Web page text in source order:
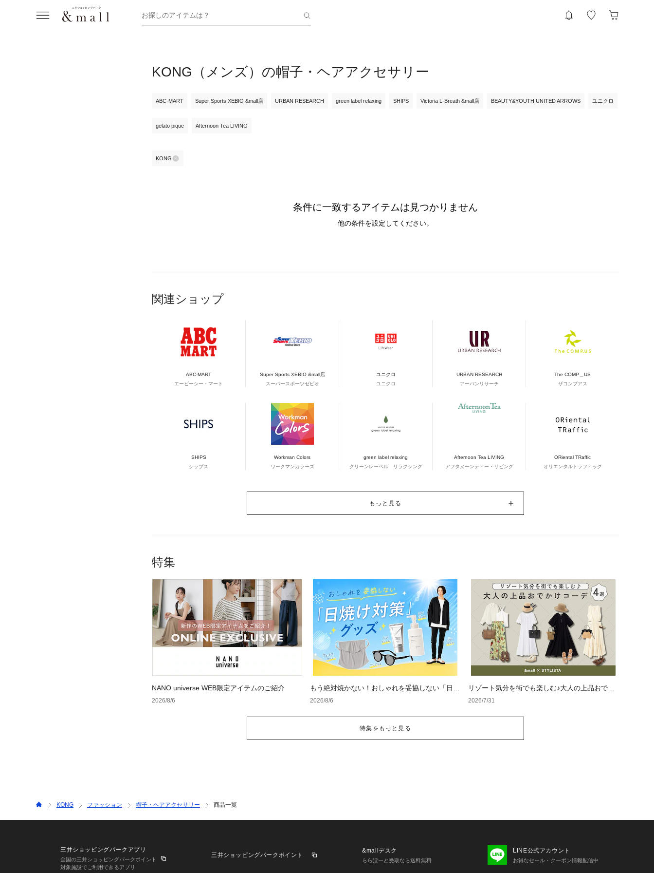
お探しのアイテムは？
KONG（メンズ）の帽子・ヘアアクセサリー
ABC-MART Super Sports XEBIO &mall店 URBAN RESEARCH green label relaxing SHIPS Victoria L-Breath &mall店 BEAUTY&YOUTH UNITED ARROWS ユニクロ
gelato pique Afternoon Tea LIVING
KONG
条件に一致するアイテムは見つかりません
他の条件を設定してください。
関連ショップ
ABC-MART
エービーシー・マート
Super Sports XEBIO &mall店
スーパースポーツゼビオ
ユニクロ
ユニクロ
URBAN RESEARCH
アーバンリサーチ
The COMP＿US
ザコンプアス
SHIPS
シップス
Workman Colors
ワークマンカラーズ
green label relaxing
グリーンレーベル リラクシング
Afternoon Tea LIVING
アフタヌーンティー・リビング
ORiental TRaffic
オリエンタルトラフィック
もっと見る
特集
NANO universe WEB限定アイテムのご紹介
2026/8/6
もう絶対焼かない！おしゃれを妥協しない「日焼
け対策」グッズ
2026/8/6
リゾート気分を街でも楽しむ♪大人の上品おでか
けコーデ4選
2026/7/31
特集をもっと見る
KONG ファッション 帽子・ヘアアクセサリー 商品一覧
三井ショッピングパークアプリ
全国の三井ショッピングパークポイント
対象施設でご利用できるアプリ
三井ショッピングパークポイント
&mallデスク
ららぽーと受取なら送料無料
LINE公式アカウント
お得なセール・クーポン情報配信中